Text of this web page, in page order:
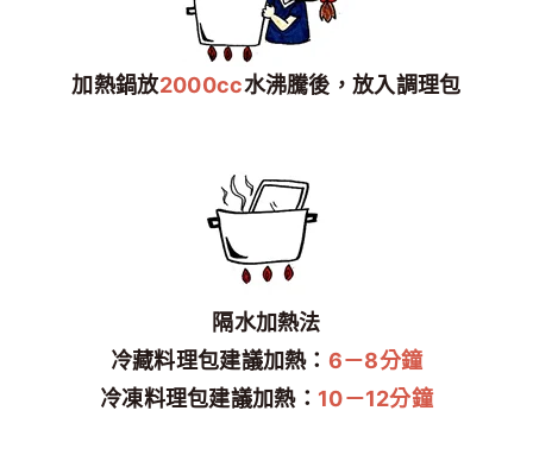
加熱鍋放2000cc水沸騰後，放入調理包
隔水加熱法
冷藏料理包建議加熱： 6－8分鐘
冷凍料理包建議加熱： 10－12分鐘